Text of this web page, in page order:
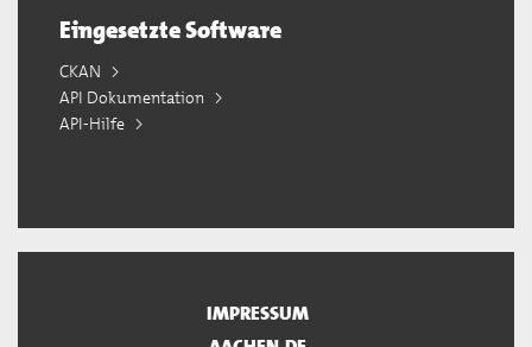
Eingesetzte Software
CKAN
API Dokumentation
API-Hilfe
IMPRESSUM